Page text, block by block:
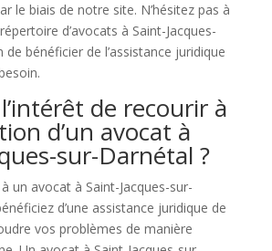
le biais de notre site. N’hésitez pas à
d’avocats à Saint-Jacques-
bénéficier de l’assistance juridique
de recourir à
d’un avocat à
sur-Darnétal ?
un avocat à Saint-Jacques-sur-
d’une assistance juridique de
vos problèmes de manière